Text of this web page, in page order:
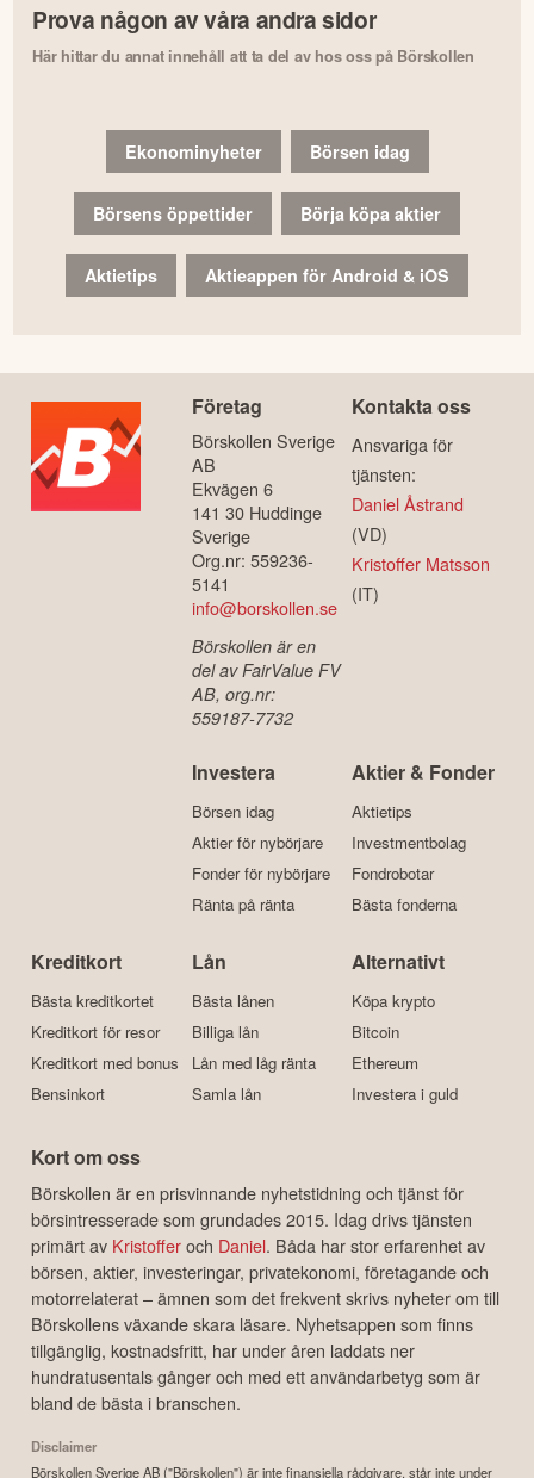
Prova någon av våra andra sidor
Här hittar du annat innehåll att ta del av hos oss på Börskollen
Ekonominyheter Börsen idag
Börsens öppettider Börja köpa aktier
Aktietips Aktieappen för Android & iOS
Företag
Börskollen Sverige
AB
Ekvägen 6
141 30 Huddinge
Sverige
Org.nr: 559236-
5141
info@borskollen.se
Börskollen är en
del av FairValue FV
AB, org.nr:
559187-7732
Kontakta oss
Ansvariga för
tjänsten:
Daniel Åstrand
(VD)
Kristoffer Matsson
(IT)
Investera
Börsen idag
Aktier för nybörjare
Fonder för nybörjare
Ränta på ränta
Aktier & Fonder
Aktietips
Investmentbolag
Fondrobotar
Bästa fonderna
Kreditkort
Bästa kreditkortet
Kreditkort för resor
Kreditkort med bonus
Bensinkort
Lån
Bästa lånen
Billiga lån
Lån med låg ränta
Samla lån
Alternativt
Köpa krypto
Bitcoin
Ethereum
Investera i guld
Kort om oss
Börskollen är en prisvinnande nyhetstidning och tjänst för
börsintresserade som grundades 2015. Idag drivs tjänsten
primärt av Kristofferoch Daniel. Båda har stor erfarenhet av
börsen, aktier, investeringar, privatekonomi, företagande och
motorrelaterat – ämnen som det frekvent skrivs nyheter om till
Börskollens växande skara läsare. Nyhetsappen som finns
tillgänglig, kostnadsfritt, har under åren laddats ner
hundratusentals gånger och med ett användarbetyg som är
bland de bästa i branschen.
Disclaimer
Börskollen Sverige AB ("Börskollen") är inte finansiella rådgivare, står inte under